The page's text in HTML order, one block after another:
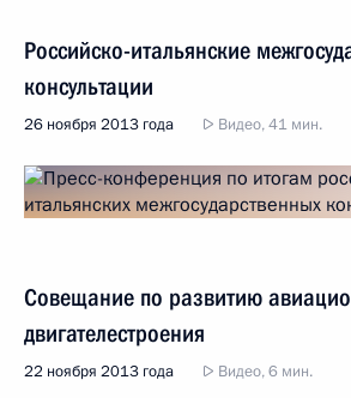
Российско-итальянские
консультации
26 ноября 2013 года Видео, 41 мин.
Совещание по развитию
двигателестроения
22 ноября 2013 года Видео, 6 мин.